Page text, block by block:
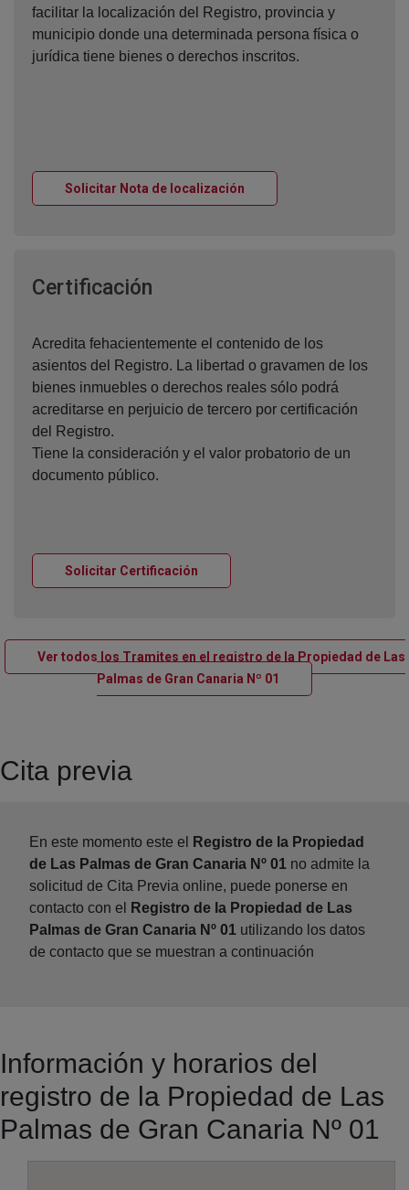
facilitar la localización del Registro, provincia y
municipio donde una determinada persona física o
jurídica tiene bienes o derechos inscritos.
Solicitar Nota de localización
Certificación
Acredita fehacientemente el contenido de los
asientos del Registro. La libertad o gravamen de los
bienes inmuebles o derechos reales sólo podrá
acreditarse en perjuicio de tercero por certificación
del Registro.
Tiene la consideración y el valor probatorio de un
documento público.
Solicitar Certificación
Ver todos los Tramites en el registro de la Propiedad de Las
Palmas de Gran Canaria Nº 01
Ventana nueva
Cita previa
En este momento este el
Registro de la Propiedad
de Las Palmas de Gran Canaria Nº 01 no admite la
solicitud de Cita Previa online, puede ponerse en
contacto con el
Registro de la Propiedad de Las
Palmas de Gran Canaria Nº 01 utilizando los datos
de contacto que se muestran a continuación
Información y horarios del
registro de la Propiedad de Las
Palmas de Gran Canaria Nº 01